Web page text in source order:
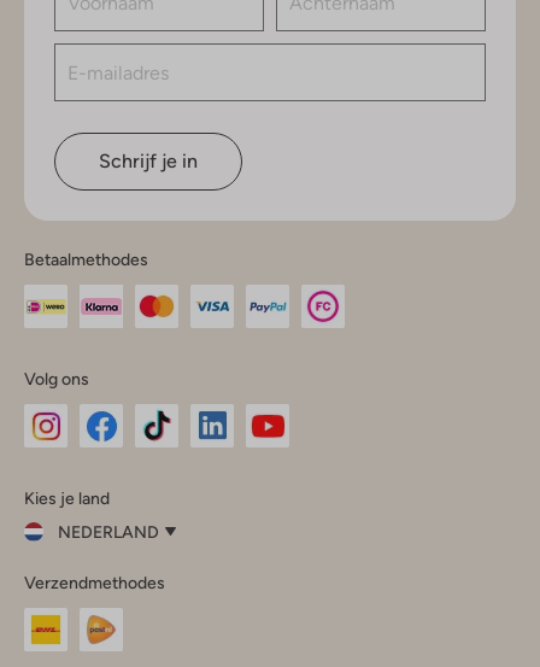
Schrijf je in
Betaalmethodes
Volg ons
InstagramFacebook
Kies je land
NEDERLAND
je
land
Nederland
Verzendmethodes